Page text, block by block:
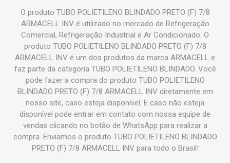
O produto TUBO POLIETILENO BLINDADO PRETO (F) 7/8
ARMACELL INV é utilizado no mercado de Refrigeração
Comercial, Refrigeração Industrial e Ar Condicionado. O
produto TUBO POLIETILENO BLINDADO PRETO (F) 7/8
ARMACELL INV é um dos produtos da marca ARMACELL e
faz parte da categoria TUBO POLIETILENO BLINDADO. Você
pode fazer a compra do produto TUBO POLIETILENO
BLINDADO PRETO (F) 7/8 ARMACELL INV diretamente em
nosso site, caso esteja disponível. E caso não esteja
disponível pode entrar em contato com nossa equipe de
vendas clicando no botão de WhatsApp para realizar a
compra. Enviamos o produto TUBO POLIETILENO BLINDADO
PRETO (F) 7/8 ARMACELL INV para todo o Brasil!